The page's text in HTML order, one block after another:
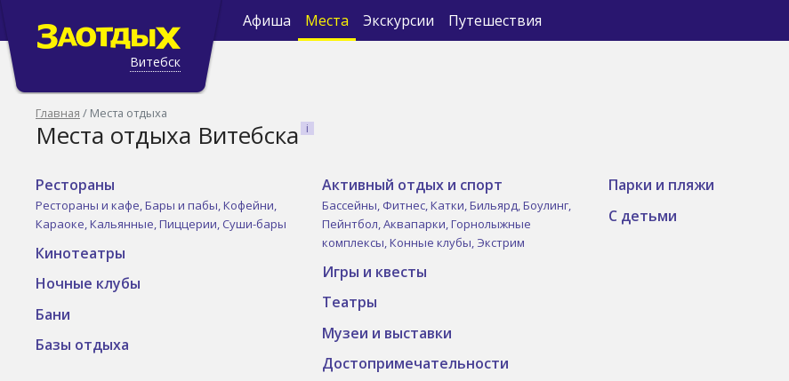
Витебск
Афиша Места Экскурсии Путешествия
Главная Места отдыха
Места отдыха Витебска
Рестораны
Рестораны и кафе,Бары и пабы,Кофейни,
Караоке,Кальянные,Пиццерии, Суши-бары
Кинотеатры
Ночные клубы
Бани
Базы отдыха
Активный отдых и спорт
Бассейны, Фитнес,Катки,Бильярд,Боулинг,
Пейнтбол,Аквапарки,Горнолыжные
комплексы,Конные клубы, Экстрим
Игры и квесты
Театры
Музеи и выставки
Достопримечательности
Парки и пляжи
С детьми